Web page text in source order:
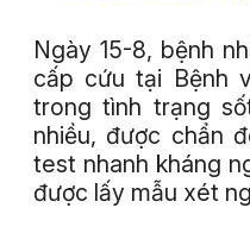
Ngày 15-8, bệnh
cấp cứu tại Bệnh
trong tình trạng
nhiều, được chẩn
test nhanh kháng
được lấy mẫu xét